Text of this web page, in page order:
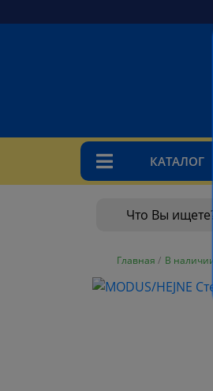
КАТАЛОГ
Главная / В наличии